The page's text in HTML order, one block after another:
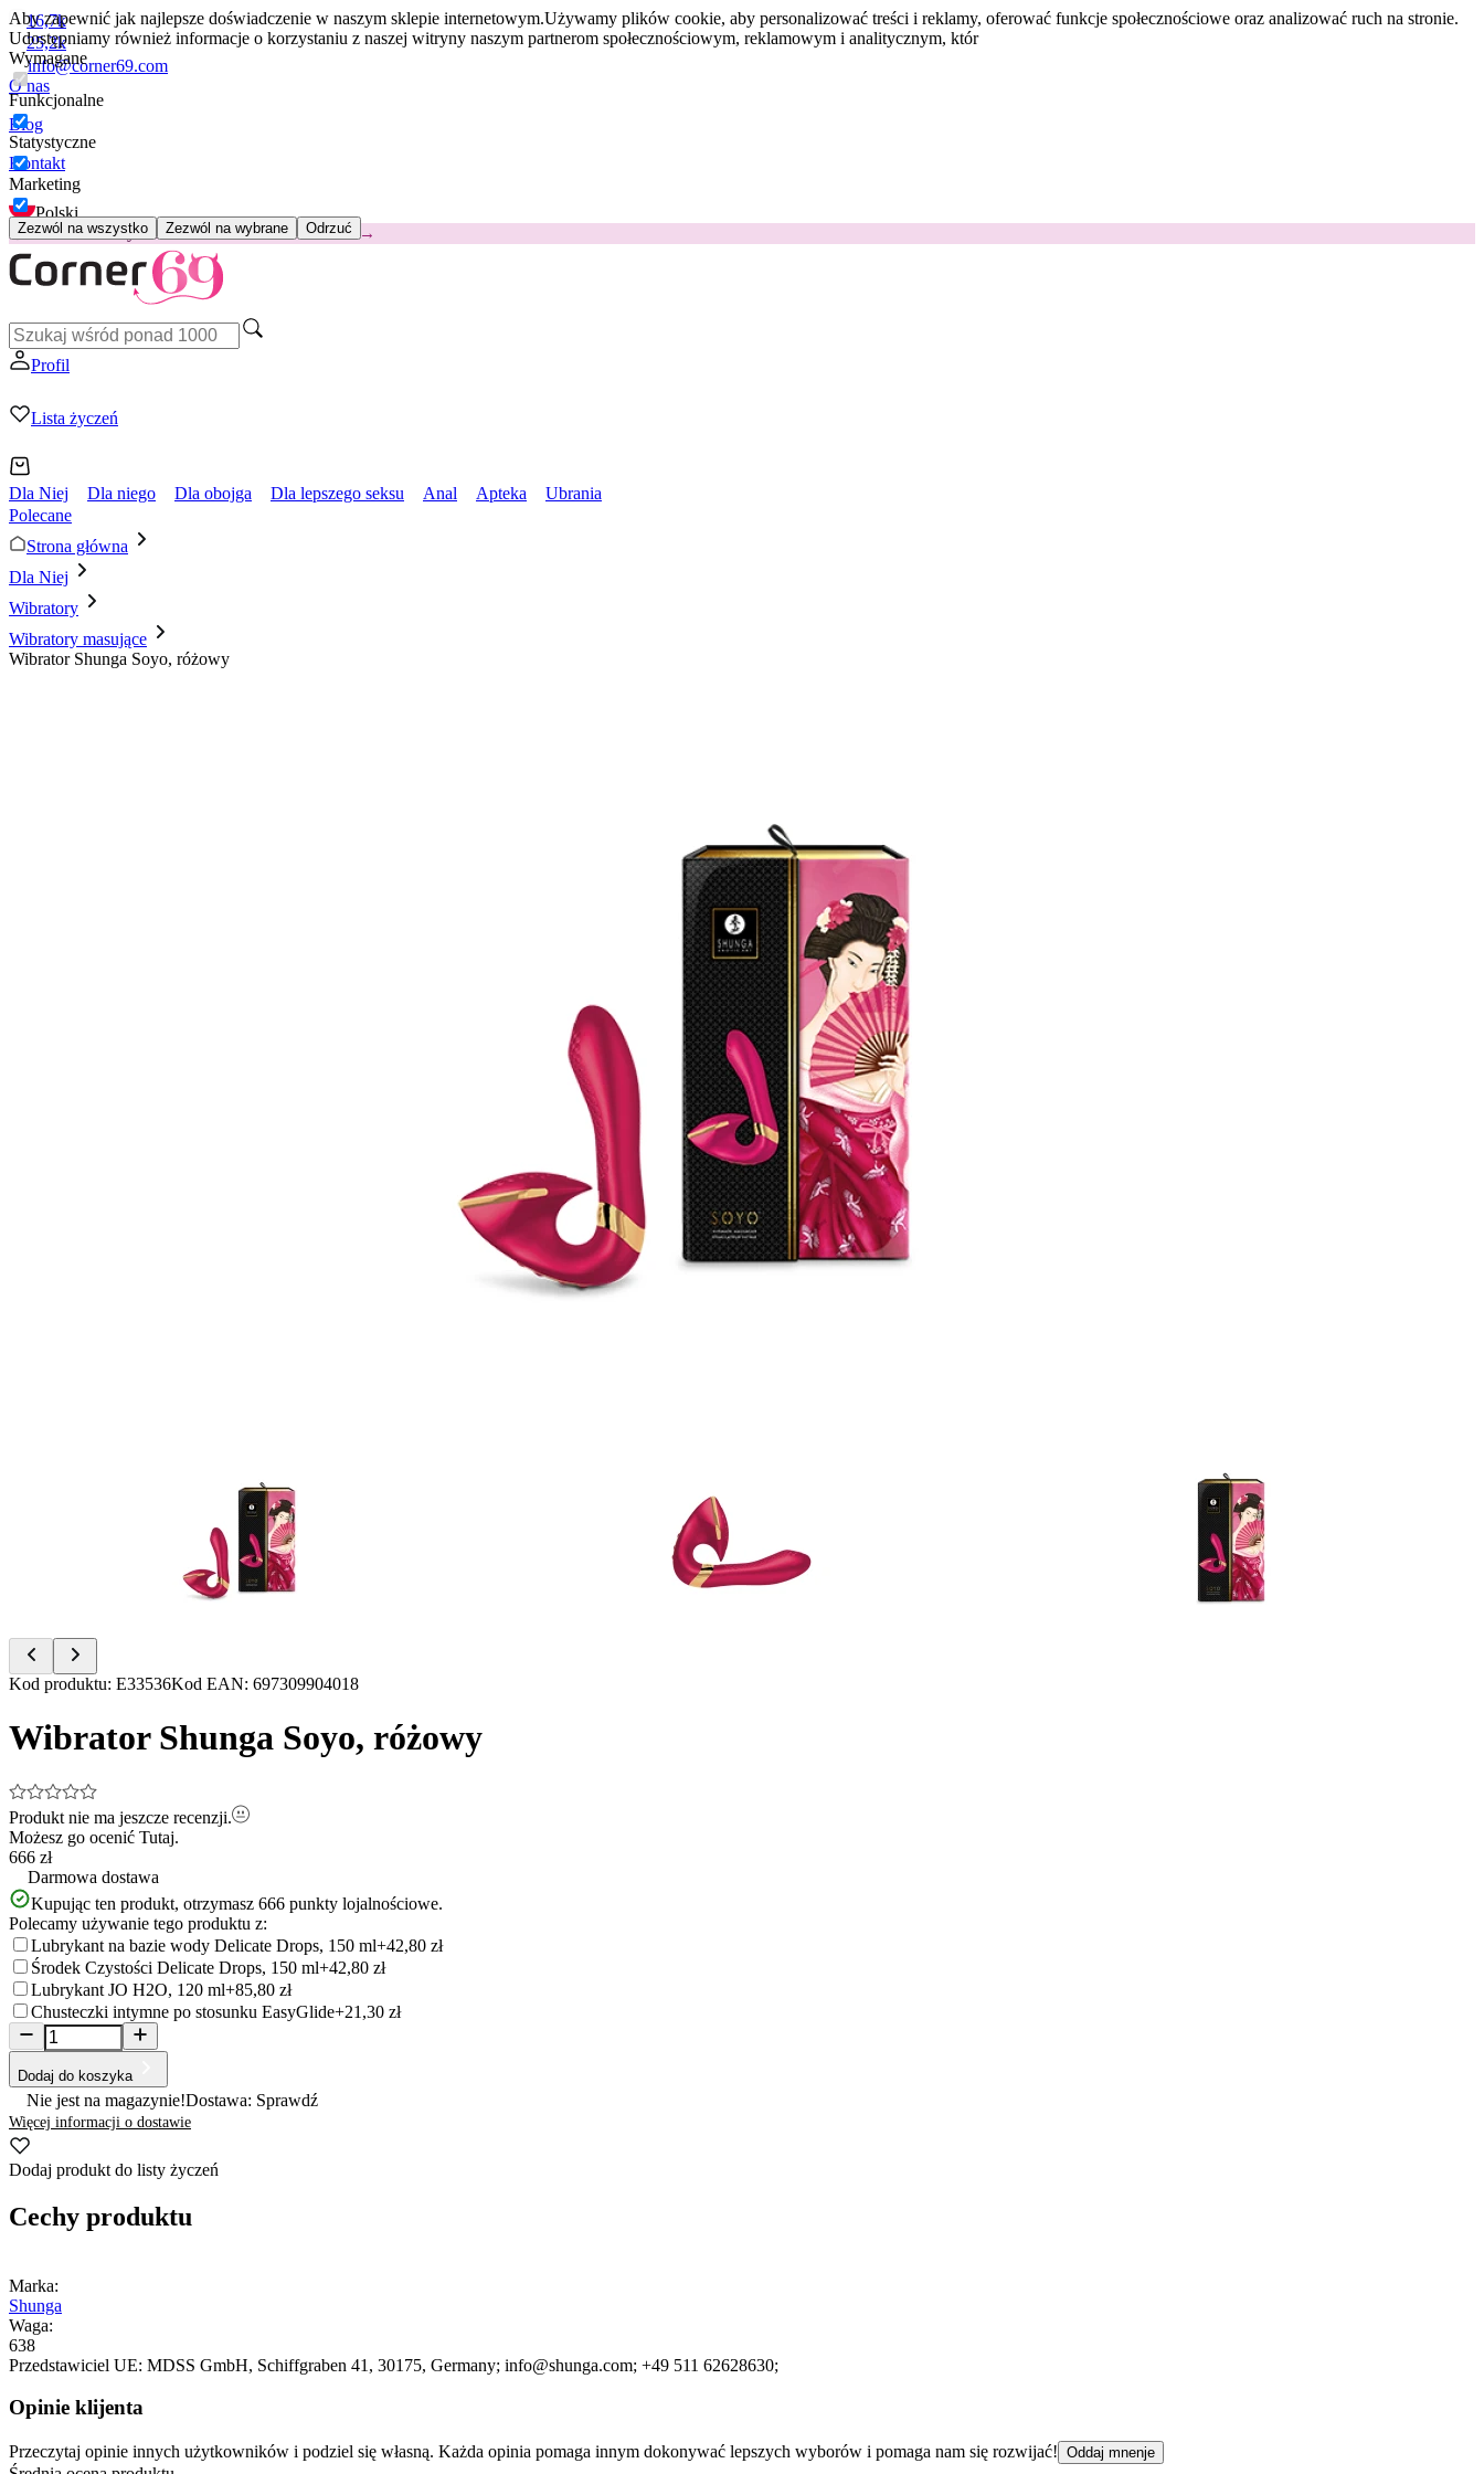
Aby zapewnić jak najlepsze doświadczenie w naszym sklepie internetowym.Używamy plików cookie, aby personalizować treści i reklamy, oferować funkcje społecznościowe oraz analizować ruch na stronie.
Udostępniamy również informacje o korzystaniu z naszej witryny naszym partnerom społecznościowym, reklamowym i analitycznym, któr
Wymagane
Funkcjonalne
Statystyczne
Marketing
Zezwól na wszystko Zezwól na wybrane Odrzuć
16,7k
25,2k
info@corner69.com
O nas
Blog
Kontakt
Polski
😽Svakom Klitty: 65 zł TANIEJKod: KLITTY →
Profil
Lista życzeń
Dla Niej Dla niego Dla obojga Dla lepszego seksu Anal Apteka
Ubrania
Polecane
Strona główna
Dla Niej
Wibratory
Wibratory masujące
Wibrator Shunga Soyo, różowy
Item
of
8
Kod produktu: E33536Kod EAN: 697309904018
Wibrator Shunga Soyo, różowy
Produkt nie ma jeszcze recenzji.
Możesz go ocenić Tutaj.
666 zł
Darmowa dostawa
Kupując ten produkt, otrzymasz 666 punkty lojalnościowe.
Polecamy używanie tego produktu z:
Lubrykant na bazie wody Delicate Drops, 150 ml+42,80 zł
Środek Czystości Delicate Drops, 150 ml+42,80 zł
Lubrykant JO H2O, 120 ml+85,80 zł
Chusteczki intymne po stosunku EasyGlide+21,30 zł
Dodaj do koszyka
Nie jest na magazynie!Dostawa: Sprawdź
Więcej informacji o dostawie
Dodaj produkt do listy życzeń
Cechy produktu
Marka:
Shunga
Waga:
638
Przedstawiciel UE: MDSS GmbH, Schiffgraben 41 , 30175, Germany; info@shunga.com; +49 511 62628630;
Opinie klijenta
Przeczytaj opinie innych użytkowników i podziel się własną. Każda opinia pomaga innym dokonywać lepszych wyborów i pomaga nam się rozwijać! Oddaj mnenje